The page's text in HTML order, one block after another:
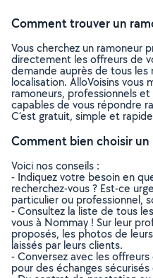
Comment trouver un
Vous cherchez un ramoneur
directement les offreurs de
demande auprès de tous
localisation. AlloVoisins
ramoneurs, professionnels
capables de vous répondre
C’est gratuit, simple et
Comment bien choisir un
Voici nos conseils :
- Indiquez votre besoin en
recherchez-vous ? Est-ce
particulier ou professionnel,
- Consultez la liste de tous
vous à Nommay ! Sur leur
proposés, les photos de
laissés par leurs clients.
- Conversez avec les
pour des échanges